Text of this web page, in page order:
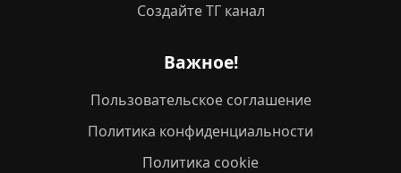
Создайте ТГ канал
Важное!
Пользовательское соглашение
Политика конфиденциальности
Политика cookie